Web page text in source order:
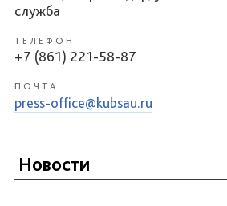
служба
ТЕЛЕФОН
+7 (861) 221-58-87
ПОЧТА
press-office@kubsau.ru
Новости